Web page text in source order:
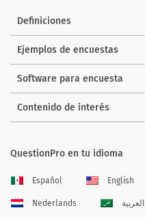
Definiciones
Ejemplos de encuestas
Software para encuesta
Contenido de interés
QuestionPro en tu idioma
Español English
Nederlands العربية